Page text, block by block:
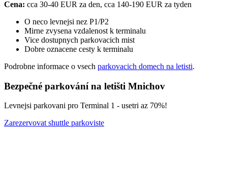
Cena: cca 30-40 EUR za den, cca 140-190 EUR za tyden
O neco levnejsi nez P1/P2
Mirne zvysena vzdalenost k terminalu
Vice dostupnych parkovacich mist
Dobre oznacene cesty k terminalu
Podrobne informace o vsech parkovacich domech na letisti.
Bezpečné parkování na letišti Mnichov
Levnejsi parkovani pro Terminal 1 - usetri az 70%!
Zarezervovat shuttle parkoviste